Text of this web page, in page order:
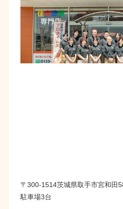
〒300-1514茨城県取手市宮和田
駐車場3台